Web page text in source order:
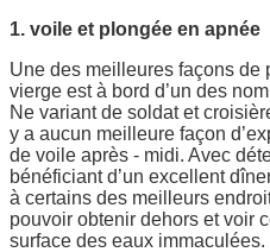
1. voile et plongée en apnée
Une des meilleures façons de
vierge est à bord d’un des
Ne variant de soldat et
y a aucun meilleure façon
de voile après - midi. Avec
bénéficiant d’un excellent
à certains des meilleurs
pouvoir obtenir dehors et voir
surface des eaux immaculées.